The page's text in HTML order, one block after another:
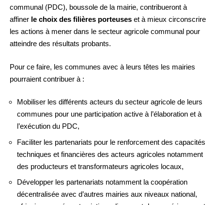
communal (PDC), boussole de la mairie, contribueront à
affiner le choix des filières porteuses et à mieux circonscrire
les actions à mener dans le secteur agricole communal pour
atteindre des résultats probants.
Pour ce faire, les communes avec à leurs têtes les mairies
pourraient contribuer à :
Mobiliser les différents acteurs du secteur agricole de leurs
communes pour une participation active à l’élaboration et à
l’exécution du PDC,
Faciliter les partenariats pour le renforcement des capacités
techniques et financières des acteurs agricoles notamment
des producteurs et transformateurs agricoles locaux,
Développer les partenariats notamment la coopération
décentralisée avec d’autres mairies aux niveaux national,